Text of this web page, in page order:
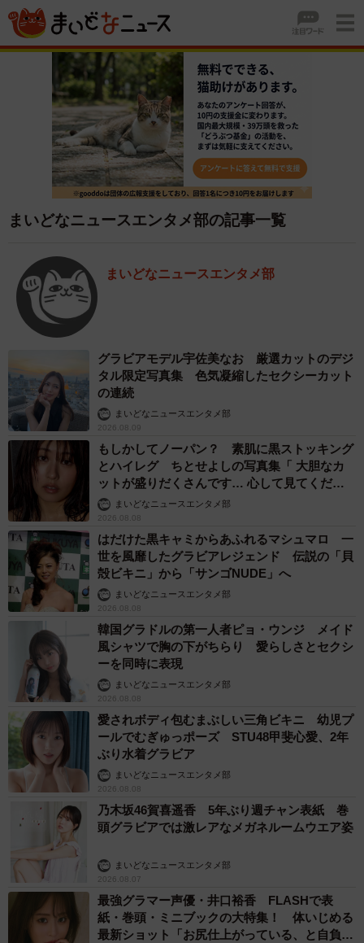
まいどなニュースエンタメ部の記事一覧
まいどなニュースエンタメ部
グラビアモデル宇佐美なお 厳選カットのデジ
タル限定写真集 色気凝縮したセクシーカット
の連続
まいどなニュースエンタメ部
2026.08.09
もしかしてノーパン？ 素肌に黒ストッキング
とハイレグ ちとせよしの写真集「 大胆なカ
ットが盛りだくさんです… 心して見てくださ
い」まいどなニュースエンタメ部
2026.08.08
はだけた黒キャミからあふれるマシュマロ 一
世を風靡したグラビアレジェンド 伝説の「貝
殻ビキニ」から「サンゴNUDE」へ
まいどなニュースエンタメ部
2026.08.08
韓国グラドルの第一人者ピョ・ウンジ メイド
風シャツで胸の下がちらり 愛らしさとセクシ
ーを同時に表現
まいどなニュースエンタメ部
2026.08.08
愛されボディ包むまぶしい三角ビキニ 幼児プ
ールでむぎゅっポーズ STU48甲斐心愛、2年
ぶり水着グラビア
まいどなニュースエンタメ部
2026.08.08
乃木坂46賀喜遥香 5年ぶり週チャン表紙 巻
頭グラビアでは激レアなメガネルームウエア姿
まいどなニュースエンタメ部
2026.08.07
最強グラマー声優・井口裕香 FLASHで表
紙・巻頭・ミニブックの大特集！ 体いじめる
最新ショット「お尻仕上がっている、と自負し